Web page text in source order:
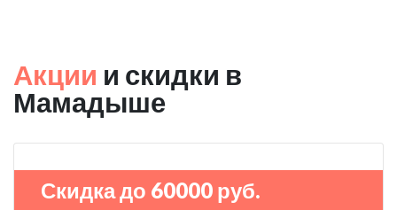
Акции и скидки в
Мамадыше
Скидка до 60000 руб.